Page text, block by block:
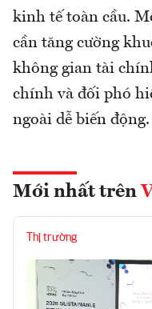
kinh tế toàn cầu.
cần tăng cường
không gian tài
chính và đối phó
ngoài dễ biến động.
Mới nhất trên
Thị trường